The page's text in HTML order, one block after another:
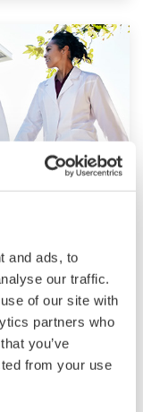
and ads, to
our traffic.
of our site with
partners who
you’ve
from your use
solutions
bio-